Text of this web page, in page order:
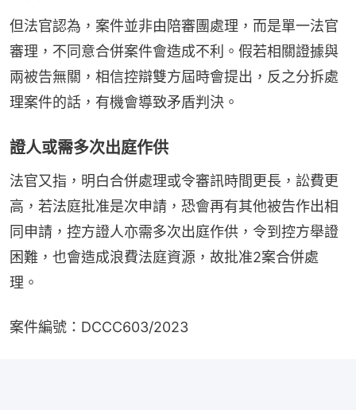
但法官認為，案件並非由陪審團處理，而是單一法官
審理，不同意合併案件會造成不利。假若相關證據與
兩被告無關，相信控辯雙方屆時會提出，反之分拆處
理案件的話，有機會導致矛盾判決。
證人或需多次出庭作供
法官又指，明白合併處理或令審訊時間更長，訟費更
高，若法庭批准是次申請，恐會再有其他被告作出相
同申請，控方證人亦需多次出庭作供，令到控方舉證
困難，也會造成浪費法庭資源，故批准2案合併處
理。
案件編號：DCCC603/2023